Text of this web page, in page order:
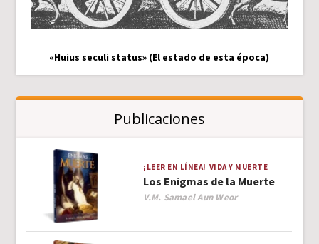
«Huius seculi status» (El estado de esta época)
Publicaciones
¡LEER EN LÍNEA! VIDA Y MUERTE
Los Enigmas de la Muerte
Author
V.M. Samael Aun Weor